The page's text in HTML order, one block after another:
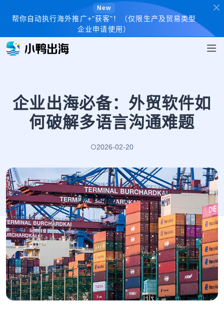
New
帮你自动执行海外推广+"获客"！（仅限生产及贸易类型
企业申请使用）
企业出海必备：外贸软件如
何破解多语言沟通难题
2026-02-20